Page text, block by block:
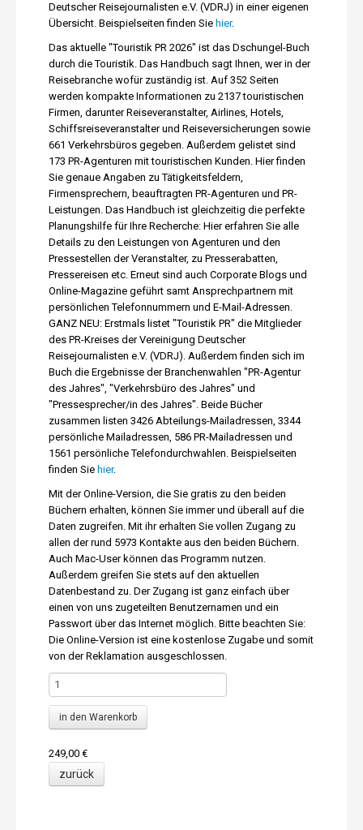
Deutscher Reisejournalisten e.V. (VDRJ) in einer eigenen
Übersicht. Beispielseiten finden Sie hier.
Das aktuelle "Touristik PR 2026" ist das Dschungel-Buch
durch die Touristik. Das Handbuch sagt Ihnen, wer in der
Reisebranche wofür zuständig ist. Auf 352 Seiten
werden kompakte Informationen zu 2137 touristischen
Firmen, darunter Reiseveranstalter, Airlines, Hotels,
Schiffsreiseveranstalter und Reiseversicherungen sowie
661 Verkehrsbüros gegeben. Außerdem gelistet sind
173 PR-Agenturen mit touristischen Kunden. Hier finden
Sie genaue Angaben zu Tätigkeitsfeldern,
Firmensprechern, beauftragten PR-Agenturen und PR-
Leistungen. Das Handbuch ist gleichzeitig die perfekte
Planungshilfe für Ihre Recherche: Hier erfahren Sie alle
Details zu den Leistungen von Agenturen und den
Pressestellen der Veranstalter, zu Presserabatten,
Pressereisen etc. Erneut sind auch Corporate Blogs und
Online-Magazine geführt samt Ansprechpartnern mit
persönlichen Telefonnummern und E-Mail-Adressen.
GANZ NEU: Erstmals listet "Touristik PR" die Mitglieder
des PR-Kreises der Vereinigung Deutscher
Reisejournalisten e.V. (VDRJ). Außerdem finden sich im
Buch die Ergebnisse der Branchenwahlen "PR-Agentur
des Jahres", "Verkehrsbüro des Jahres" und
"Pressesprecher/in des Jahres". Beide Bücher
zusammen listen 3426 Abteilungs-Mailadressen, 3344
persönliche Mailadressen, 586 PR-Mailadressen und
1561 persönliche Telefondurchwahlen. Beispielseiten
finden Sie hier.
Mit der Online-Version, die Sie gratis zu den beiden
Büchern erhalten, können Sie immer und überall auf die
Daten zugreifen. Mit ihr erhalten Sie vollen Zugang zu
allen der rund 5973 Kontakte aus den beiden Büchern.
Auch Mac-User können das Programm nutzen.
Außerdem greifen Sie stets auf den aktuellen
Datenbestand zu. Der Zugang ist ganz einfach über
einen von uns zugeteilten Benutzernamen und ein
Passwort über das Internet möglich. Bitte beachten Sie:
Die Online-Version ist eine kostenlose Zugabe und somit
von der Reklamation ausgeschlossen.
249,00 €
zurück